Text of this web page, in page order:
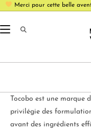
Merci pour cette belle
Tocobo est une marque
privilégie des
avant des ingrédients